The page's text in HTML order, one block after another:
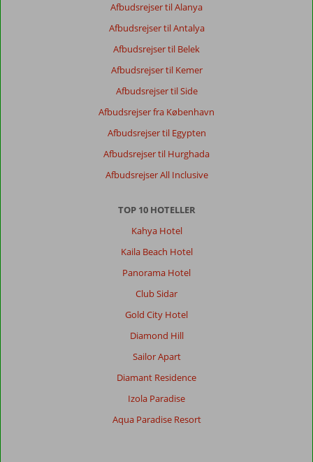
Afbudsrejser til Alanya
Afbudsrejser til Antalya
Afbudsrejser til Belek
Afbudsrejser til Kemer
Afbudsrejser til Side
Afbudsrejser fra København
Afbudsrejser til Egypten
Afbudsrejser til Hurghada
Afbudsrejser All Inclusive
TOP 10 HOTELLER
Kahya Hotel
Kaila Beach Hotel
Panorama Hotel
Club Sidar
Gold City Hotel
Diamond Hill
Sailor Apart
Diamant Residence
Izola Paradise
Aqua Paradise Resort